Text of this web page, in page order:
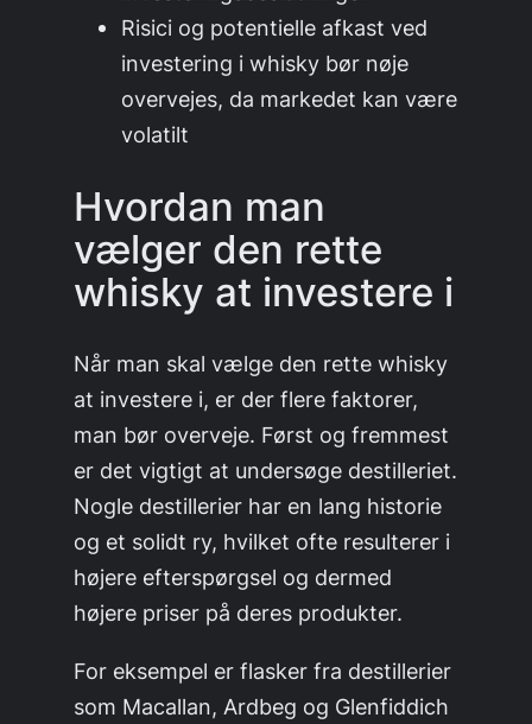
Risici og potentielle afkast ved
investering i whisky bør nøje
overvejes, da markedet kan være
volatilt
Hvordan man
vælger den rette
whisky at investere i
Når man skal vælge den rette whisky
at investere i, er der flere faktorer,
man bør overveje. Først og fremmest
er det vigtigt at undersøge destilleriet.
Nogle destillerier har en lang historie
og et solidt ry, hvilket ofte resulterer i
højere efterspørgsel og dermed
højere priser på deres produkter.
For eksempel er flasker fra destillerier
som Macallan, Ardbeg og Glenfiddich